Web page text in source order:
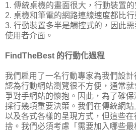
1. 傳統桌機的畫面很大，行動裝置的
2. 桌機和筆電的網路連線速度都比行
3. 行動裝置多半是觸控式的，因此
使用者介面。
FindTheBest 的行動化過程
我們雇用了一名行動專家為我們設
認為行動網站瀏覽很不方便，通常
爭對手網站的懷抱。因此，為了確
採行幾項重要決策。我們在傳統網
以及各式各樣的呈現方式，但這些
捨。我們必須考慮「需要加入哪些